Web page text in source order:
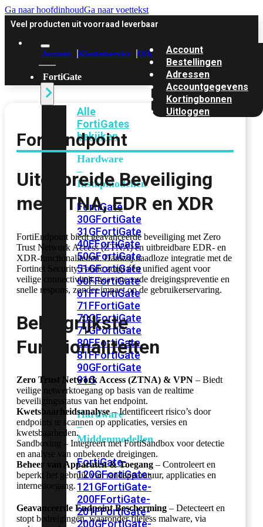
Ga naar hoofdinhoudGa naar voettekst
Veel producten uit voorraad leverbaar
Account Klantenservice Offerte
FortiGate
Alle
FortiGates
bekijken
Hardware
–
Instapmodellen
FortiGate
30GFortiGate
31GFortiGate
40FFortiGate
50GFortiGate
51GFortiGate
60FFortiGate
61FFortiGate
71FFortiGate
70GFortiGate
71GFortiGate
80FFortiGate
81FFortiGate
90GFortiGate
91G
Hardware
–
Middenmodellen
FortiGate-
120GFortiGate-
121GFortiGate-
200FFortiGate-
201FFortiGate-
200GFortiGate-
Account
Bestellingen
Adressen
Accountgegevens
Kortingbonnen
Uitloggen
FortiEndpoint
Uitgebreide Beveiliging
met ZTNA, EDR en XDR
FortiEndpoint biedt geavanceerde beveiliging met Zero
Trust Network Access (ZTNA) en uitbreidbare EDR- en
XDR-functionaliteiten. Dankzij naadloze integratie met de
Fortinet Security Fabric zorgt één unified agent voor
veilige connectiviteit, geavanceerde dreigingspreventie en
snelle respons, zonder impact op de gebruikerservaring.
Belangrijkste
Functionaliteiten
Zero Trust Network Access (ZTNA) & VPN – Biedt
veilige netwerktoegang op basis van de realtime
beveiligingsstatus van het endpoint.
Kwetsbaarheidsanalyse– Identificeert risico’s door
endpoints te scannen op applicaties, versies en
kwetsbaarheden.
Sandboxing – Integreert met FortiSandbox voor detectie
en analyse van onbekende dreigingen.
Beheer van Apparaten & Toegang – Controleert en
beperkt het gebruik van randapparatuur, applicaties en
internettoegang.
Geavanceerde Endpoint Bescherming – Detecteert en
stopt bedreigingen, waaronder fileless malware, via